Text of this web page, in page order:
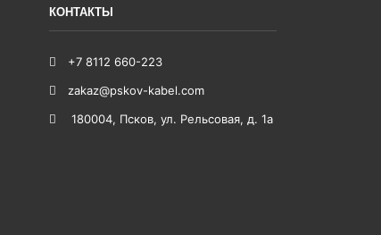
КОНТАКТЫ
+7 8112 660-223
zakaz@pskov-kabel.com
180004, Псков, ул. Рельсовая, д. 1а